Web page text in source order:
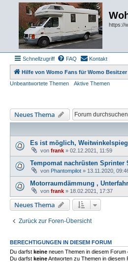
https://
Schnellzugriff FAQ Kontakt
Hilfe von Womo Fans für Womo Besitzer
Unbeantwortete Themen
Aktive Themen
Neues Thema
Es ist möglich,
von frank » 02.12.2021, 11:59
Tempomat nachrüsten Sprinter
von Phantompilot » 13.11.2020,
Motorraumdämmung ,
von frank » 18.02.2021, 17:37
Neues Thema
Zurück zur Foren-Übersicht
BERECHTIGUNGEN IN DIESEM FORUM
Du darfst keine neuen Themen in diesem Forum
Du darfst keineAntworten zu Themen in diesem